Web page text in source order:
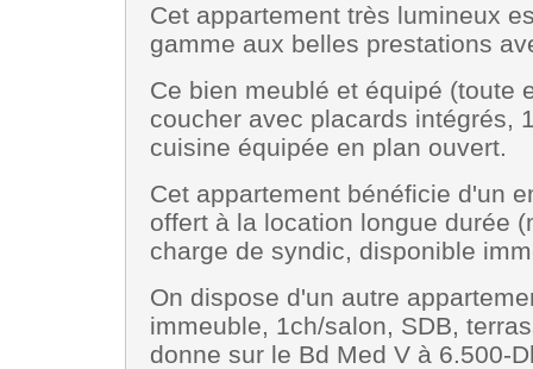
Cet appartement très lumineux
gamme aux belles prestations
Ce bien meublé et équipé (toute
coucher avec placards intégrés,
cuisine équipée en plan ouvert.
Cet appartement bénéficie d'un
offert à la location longue durée
charge de syndic, disponible
On dispose d'un autre
immeuble, 1ch/salon, SDB,
donne sur le Bd Med V à 6.500-